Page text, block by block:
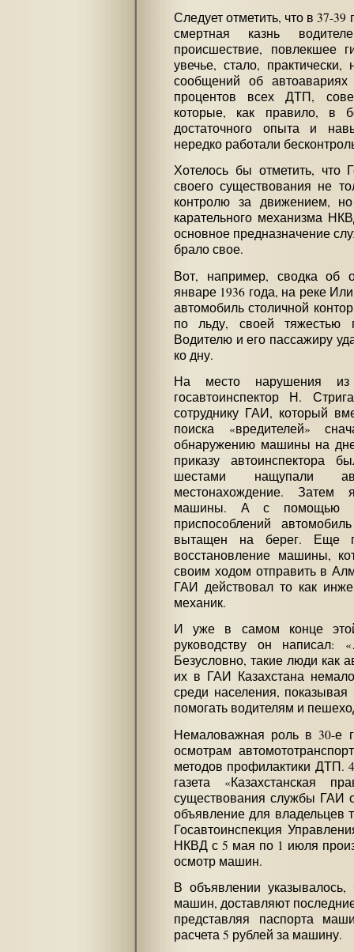
Следует отметить, что в 37-
смертная казнь
происшествие, повлекшее
увечье, стало,
сообщений об
процентов всех ДТП,
которые, как правило, в
достаточного опыта и
нередко работали
Хотелось бы отметить, что
своего существования не
контролю за движением,
карательного механизма
основное предназначение
брало свое.
Вот, например, сводка
январе 1936 года, на реке
автомобиль столичной
по льду, своей тяжестью
Водителю и его пассажиру
ко дну.
На место нарушения
госавтоинспектор Н.
сотруднику ГАИ, который
поиска «вредителей»
обнаружению машины на
приказу автоинспектора
шестами нащупали
местонахождение.
машины. А с помощью
приспособлений
вытащен на берег. Еще
восстановление машины,
своим ходом отправить в
ГАИ действовал то как
механик.
И уже в самом конце
руководству он написал:
Безусловно, такие люди как
их в ГАИ Казахстана
среди населения, показывая
помогать водителям и
Немаловажная роль в 30-е
осмотрам
методов профилактики ДТП.
газета «Казахстанская
существования службы ГАИ
объявление для владельцев
Госавтоинспекция
НКВД с 5 мая по 1 июля
осмотр машин.
В объявлении
машин, доставляют
представляя паспорта
расчета 5 рублей за машину.